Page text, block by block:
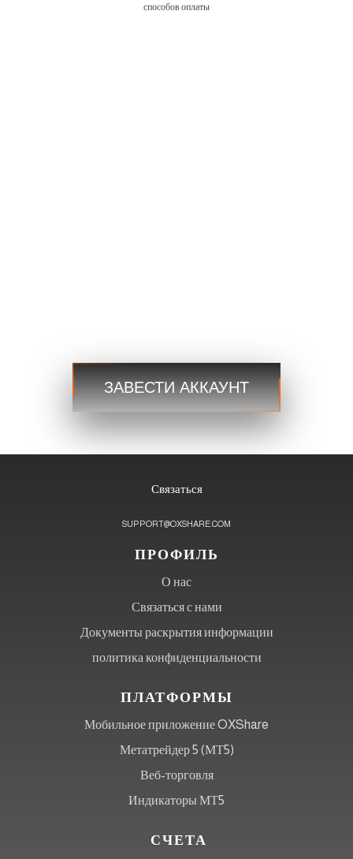
способов оплаты
Шаг 3Торговля
ЗАВЕСТИ АККАУНТ
Связаться
SUPPORT@OXSHARE.COM
ПРОФИЛЬ
О нас
Связаться с нами
Документы раскрытия информации
политика конфиденциальности
ПЛАТФОРМЫ
Мобильное приложение OXShare
Метатрейдер 5 (МТ5)
Веб-торговля
Индикаторы МТ5
СЧЕТА